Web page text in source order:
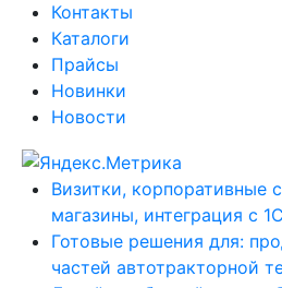
Контакты
Каталоги
Прайсы
Новинки
Новости
Визитки, корпоративные
магазины, интеграция с 1С
Готовые решения для:
частей автотракторной